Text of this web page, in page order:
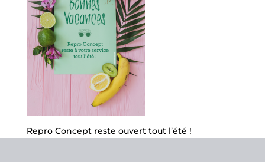
Repro Concept reste ouvert tout l’été !